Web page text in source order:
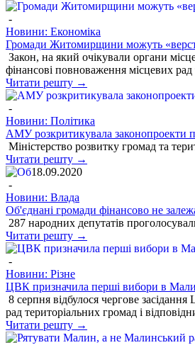
-
Новини: Економіка
Громади Житомирщини можуть
Закон, на який очікували органи
фінансові повноваження місцевих
Читати решту →
-
Новини: Політика
АМУ розкритикувала законопроекти
Міністерство розвитку громад та
Читати решту →
18.09.2020
-
Новини: Влада
Об'єднані громади фінансово не
287 народних депутатів
Читати решту →
-
Новини: Різне
ЦВК призначила перші вибори в
8 серпня відбулося чергове
рад територіальних громад і
Читати решту →